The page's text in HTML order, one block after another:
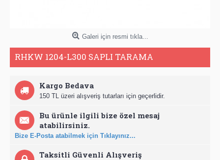
Galeri için resmi tıkla...
RHKW 1204-L300 SAPLI TARAMA
Kargo Bedava
150 TL üzeri alışveriş tutarları için geçerlidir.
Bu ürünle ilgili bize özel mesaj
atabilirsiniz.
Bize E-Posta atabilmek için Tıklayınız...
Taksitli Güvenli Alışveriş